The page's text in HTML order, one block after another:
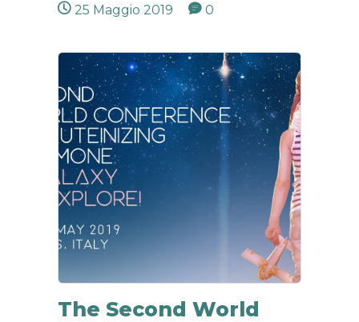
25 Maggio 2019 0
The Second World